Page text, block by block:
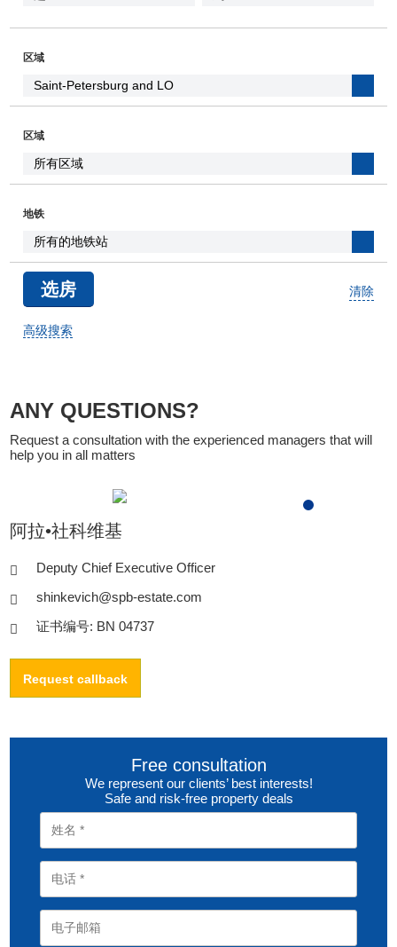
区域
区域
地铁
清除
高级搜索
ANY QUESTIONS?
Request a consultation with the experienced managers that will
help you in all matters
阿拉•社科维基
Deputy Chief Executive Officer
shinkevich@spb-estate.com
证书编号: BN 04737
Request callback
Free consultation
We represent our clients’ best interests!
Safe and risk-free property deals